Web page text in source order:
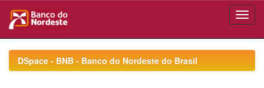
navigationDSpace - BNB - Banco do Nordeste do Brasil